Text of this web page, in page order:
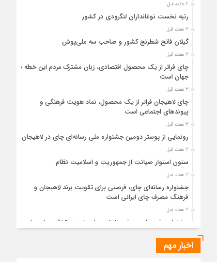
2 هفته قبل
رتبه نخست نوغانداران لنگرودی در کشور
3 هفته قبل
گیلان فاتح شطرنج کشور و صاحب سه ملی‌پوش
3 هفته قبل
چای فراتر از یک محصول اقتصادی، زبان مشترک مردم این خطه با
جهان است
3 هفته قبل
چای لاهیجان فراتر از یک محصول، نماد هویت فرهنگی و
پیوندهای اجتماعی است
3 هفته قبل
رونمایی از پوستر دومین جشنواره ملی رسانه‌ای چای در لاهیجان
3 هفته قبل
ستون استوار صیانت از جمهوریت و اسلامیت نظام
3 هفته قبل
جشنواره رسانه‌ای چای، فرصتی برای تقویت برند لاهیجان و
فرهنگ مصرف چای ایرانی است
3 هفته قبل
جشنواره ملی چای، حمایت از لاهیجان یا هزینه‌تراشی برای چای
1 ماه قبل
اخبار مهم